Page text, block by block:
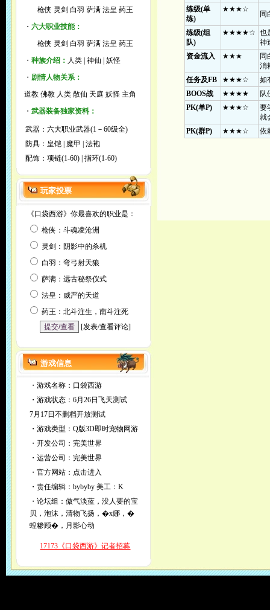
枪侠 灵剑 白羽 萨满 法皇 药王
・ 六大职业技能：
枪侠 灵剑 白羽 萨满 法皇 药王
・ 种族介绍： 人类 神仙
妖怪
・ 剧情人物关系：
道教 佛教 人类 散仙 天庭 妖怪 主角
・ 武器装备独家资料：
武器： 六大职业武器(1－60级全)
防具： 皇铠 魔甲
法袍
配饰： 项链(1-60) 指环(1-60)
玩家投票
《口袋西游》你最喜欢的职业是：
枪侠：斗魂凌沧洲
灵剑：阴影中的杀机
白羽：弯弓射天狼
萨满：远古秘祭仪式
法皇：威严的天道
药王：北斗注生，南斗注死
[发表/查看评论]
游戏信息
・游戏名称：口袋西游
・游戏状态：6月26日飞天测试
7月17日不删档开放测试
・游戏类型：Q版3D即时宠物网游
・开发公司：完美世界
・运营公司：完美世界
・官方网站： 点击进入
・责任编辑：bybyby 美工：K
・论坛组：傲气淡蓝，没人要的宝
贝，泡沫，清物飞扬，�x娜，�
蝗糁顾�，月影心动
17173《口袋西游》记者招募
练级(单
练)
★★★☆
同
练级(组
队)
★★★★☆
也
神
资金流入
★★★
同
消
任务及FB ★★★☆
如
BOOS战 ★★★★
队
PK(单P) ★★★☆
要
就
PK(群P) ★★★☆ 依